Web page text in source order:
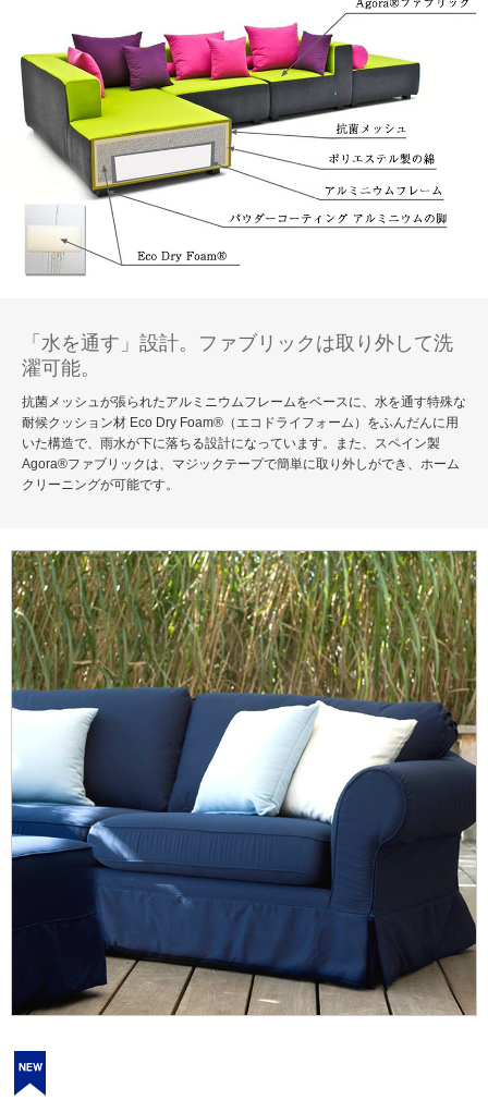
「水を通す」設計。ファブリックは取り外して洗
濯可能。
抗菌メッシュが張られたアルミニウムフレームをベースに、水を通す特殊な
耐候クッション材 Eco Dry Foam®（エコドライフォーム）をふんだんに用
いた構造で、雨水が下に落ちる設計になっています。また、スペイン製
Agora®ファブリックは、マジックテープで簡単に取り外しができ、ホーム
クリーニングが可能です。